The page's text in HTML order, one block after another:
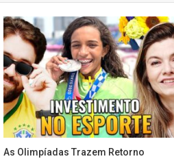
As Olimpíadas Trazem Retorno